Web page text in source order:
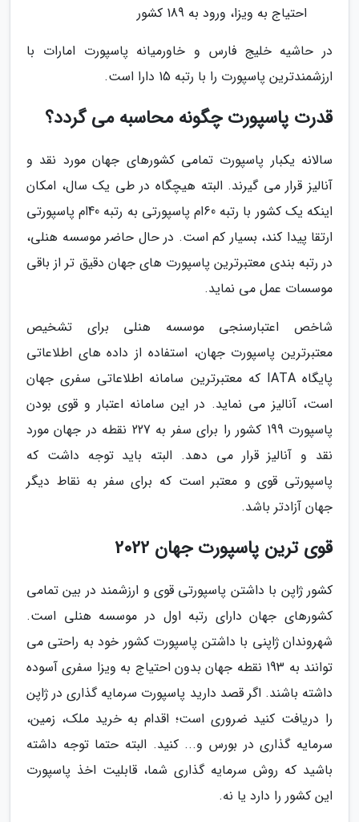
احتیاج به ویزا، ورود به 189 کشور
در حاشیه خلیج فارس و خاورمیانه پاسپورت امارات با
ارزشمندترین پاسپورت را با رتبه 15 دارا است.
قدرت پاسپورت چگونه محاسبه می گردد؟
سالانه یکبار پاسپورت تمامی کشورهای جهان مورد نقد و
آنالیز قرار می گیرند. البته هیچگاه در طی یک سال، امکان
اینکه یک کشور با رتبه 60ام پاسپورتی به رتبه 40ام پاسپورتی
ارتقا پیدا کند، بسیار کم است. در حال حاضر موسسه هنلی،
در رتبه بندی معتبرترین پاسپورت های جهان دقیق تر از باقی
موسسات عمل می نماید.
شاخص اعتبارسنجی موسسه هنلی برای تشخیص
معتبرترین پاسپورت جهان، استفاده از داده های اطلاعاتی
پایگاه IATA که معتبرترین سامانه اطلاعاتی سفری جهان
است، آنالیز می نماید. در این سامانه اعتبار و قوی بودن
پاسپورت 199 کشور را برای سفر به 227 نقطه در جهان مورد
نقد و آنالیز قرار می دهد. البته باید توجه داشت که
پاسپورتی قوی و معتبر است که برای سفر به نقاط دیگر
جهان آزادتر باشد.
قوی ترین پاسپورت جهان 2022
کشور ژاپن با داشتن پاسپورتی قوی و ارزشمند در بین تمامی
کشورهای جهان دارای رتبه اول در موسسه هنلی است.
شهروندان ژاپنی با داشتن پاسپورت کشور خود به راحتی می
توانند به 193 نقطه جهان بدون احتیاج به ویزا سفری آسوده
داشته باشند. اگر قصد دارید پاسپورت سرمایه گذاری در ژاپن
را دریافت کنید ضروری است؛ اقدام به خرید ملک، زمین،
سرمایه گذاری در بورس و... کنید. البته حتما توجه داشته
باشید که روش سرمایه گذاری شما، قابلیت اخذ پاسپورت
این کشور را دارد یا نه.